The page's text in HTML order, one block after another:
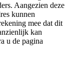
Aangezien deze
kunnen
mee dat dit
kan
u de pagina